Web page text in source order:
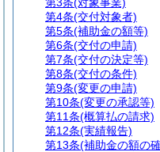
第4条(交付対象者)
第5条(補助金の額等)
第6条(交付の申請)
第7条(交付の決定等)
第8条(交付の条件)
第9条(変更の申請)
第10条(変更の承認等)
第11条(概算払の請求)
第12条(実績報告)
第13条(補助金の額の